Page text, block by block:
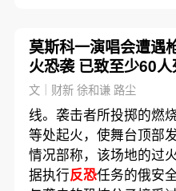
莫斯科一演唱会遭遇
火恐袭 已致至少60人
百人受伤
文｜财新 徐和谦 路尘
线。袭击者所投掷的燃
等处起火，使舞台顶部
情况部称，该场地的过
据执行反恐任务的俄安